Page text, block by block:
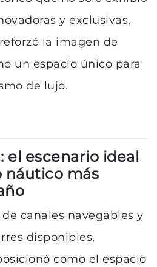
y exclusivas,
la imagen de
un espacio único para
de lujo.
el escenario ideal
náutico más
canales navegables y
disponibles,
como el espacio